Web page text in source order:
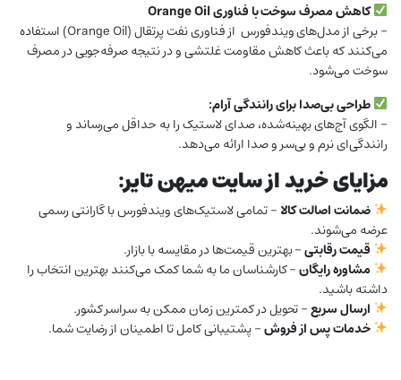
کاهش مصرف سوخت با فناوری Orange Oil
– برخی از مدل‌های ویندفورس از فناوری نفت پرتقال (Orange Oil) استفاده
می‌کنند که باعث کاهش مقاومت غلتشی و در نتیجه صرفه‌جویی در مصرف
سوخت می‌شود.
طراحی بی‌صدا برای رانندگی آرام:
– الگوی آج‌های بهینه‌شده، صدای لاستیک را به حداقل می‌رساند و
رانندگی‌ای نرم و بی‌سر و صدا ارائه می‌دهد.
مزایای خرید از سایت میهن تایر:
ضمانت اصالت کالا – تمامی لاستیک‌های ویندفورس با گارانتی رسمی
عرضه می‌شوند.
قیمت رقابتی– بهترین قیمت‌ها در مقایسه با بازار.
مشاوره رایگان– کارشناسان ما به شما کمک می‌کنند بهترین انتخاب را
داشته باشید.
ارسال سریع– تحویل در کمترین زمان ممکن به سراسر کشور.
خدمات پس از فروش– پشتیبانی کامل تا اطمینان از رضایت شما.